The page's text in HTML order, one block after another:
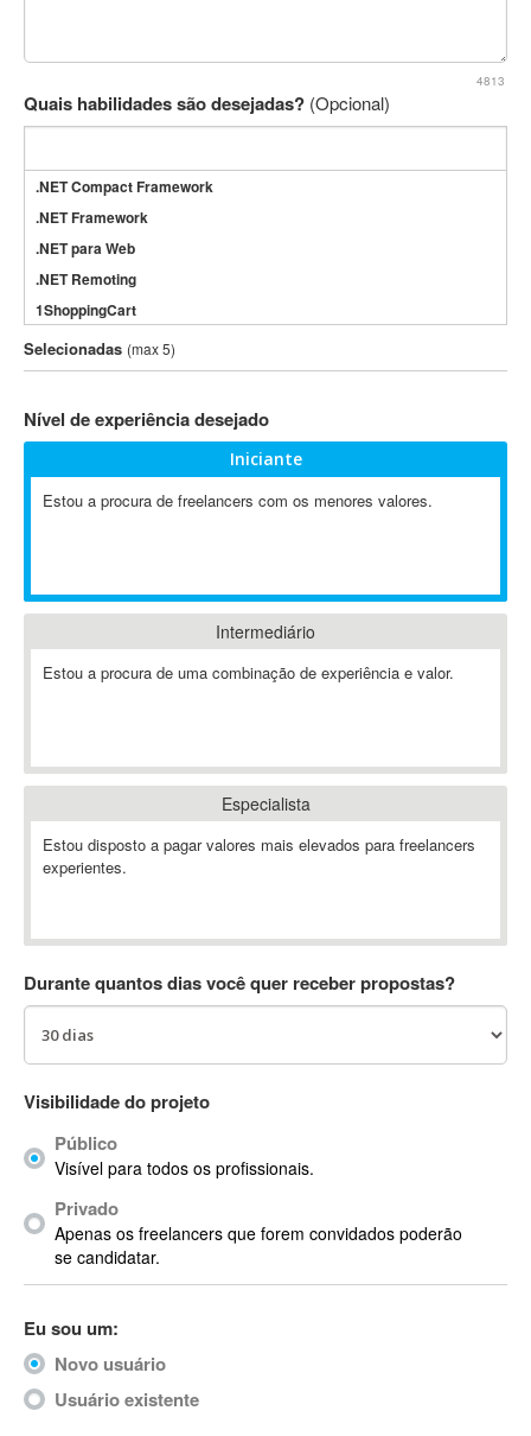
4813
Quais habilidades são desejadas? (Opcional)
.NET Compact Framework
.NET Framework
.NET para Web
.NET Remoting
1ShoppingCart
3DS Max
3GSM
802.11
A-GPS
ABAP
Abaqus
ABBYY FineReader
Ableton
Ableton Push
Abstract
AC3
ACID Pro
ACPI
Acrobat
Acrobat X
Acronis
ACT
Actimize
ActionScript
ActionScript 3
Selecionadas (max 5)
Nível de experiência desejado
Iniciante
Estou a procura de freelancers com os menores valores.
Intermediário
Estou a procura de uma combinação de experiência e valor.
Especialista
Estou disposto a pagar valores mais elevados para freelancers
experientes.
Durante quantos dias você quer receber propostas?
Visibilidade do projeto
Público
Visível para todos os profissionais.
Privado
Apenas os freelancers que forem convidados poderão
se candidatar.
Eu sou um:
Novo usuário
Usuário existente